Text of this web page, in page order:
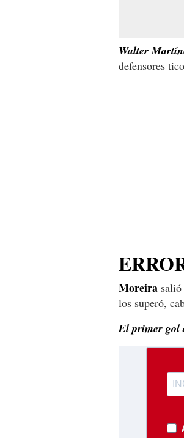
Walter
defensores
Moreira
los superó,
El primer gol